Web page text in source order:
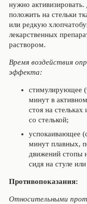
нужно
положить на стельки
или редкую
лекарственных
раствором.
Время воздействия
эффекта:
стимулирующее
минут в
стоя на
со стелькой;
успокаивающее
минут плавных,
движений стопы
сидя на стуле
Противопоказания:
Относительными